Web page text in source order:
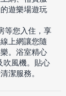
遊樂場遊玩
等您入住，享
上網讓您隨
。浴室精心
吹風機。貼心
潔服務。